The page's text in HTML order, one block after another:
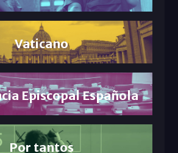
Vaticano
Episcopal Española
Por tantos